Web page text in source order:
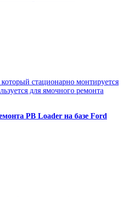
стационарно монтируется
для ямочного ремонта
PB Loader на базе Ford